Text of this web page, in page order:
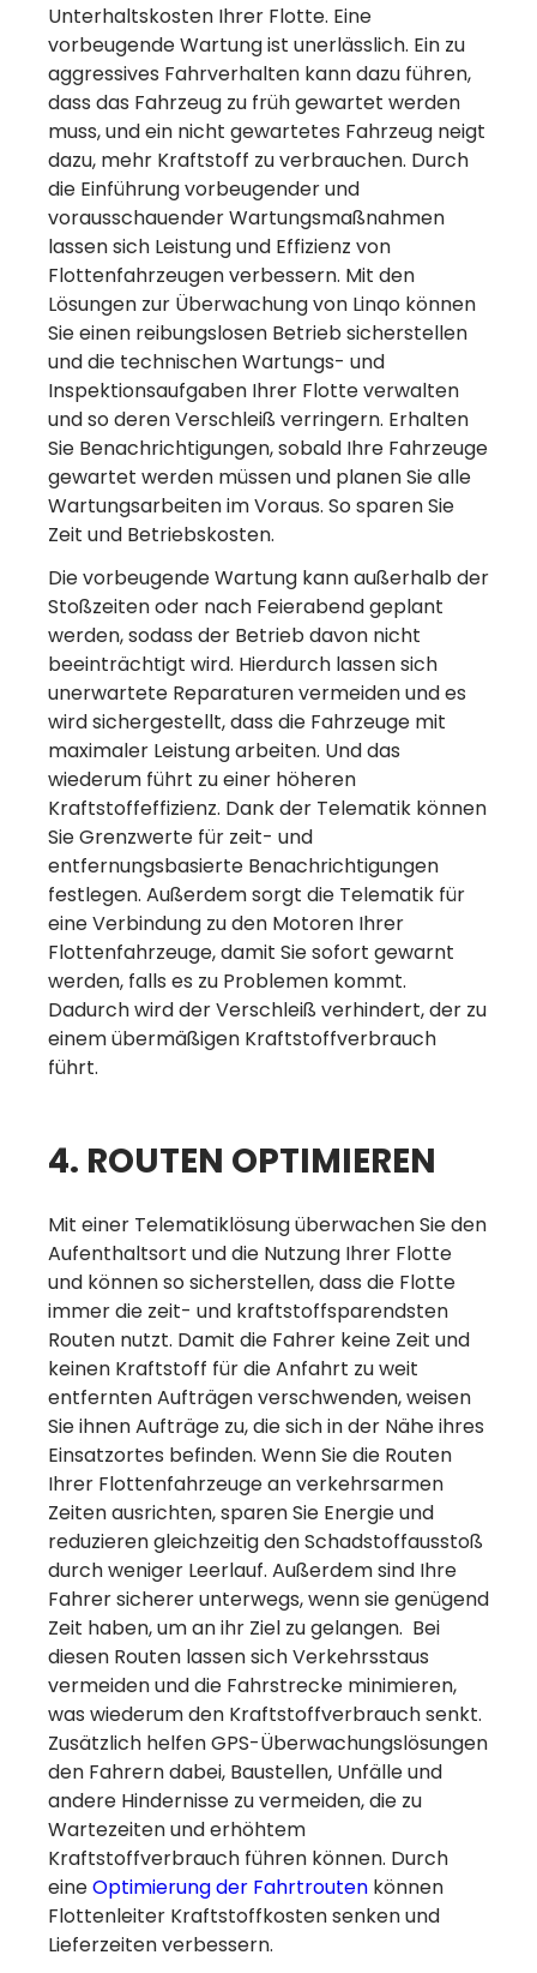
Unterhaltskosten Ihrer Flotte. Eine
vorbeugende Wartung ist unerlässlich. Ein zu
aggressives Fahrverhalten kann dazu führen,
dass das Fahrzeug zu früh gewartet werden
muss, und ein nicht gewartetes Fahrzeug neigt
dazu, mehr Kraftstoff zu verbrauchen. Durch
die Einführung vorbeugender und
vorausschauender Wartungsmaßnahmen
lassen sich Leistung und Effizienz von
Flottenfahrzeugen verbessern. Mit den
Lösungen zur Überwachung von Linqo können
Sie einen reibungslosen Betrieb sicherstellen
und die technischen Wartungs- und
Inspektionsaufgaben Ihrer Flotte verwalten
und so deren Verschleiß verringern. Erhalten
Sie Benachrichtigungen, sobald Ihre Fahrzeuge
gewartet werden müssen und planen Sie alle
Wartungsarbeiten im Voraus. So sparen Sie
Zeit und Betriebskosten.
Die vorbeugende Wartung kann außerhalb der
Stoßzeiten oder nach Feierabend geplant
werden, sodass der Betrieb davon nicht
beeinträchtigt wird. Hierdurch lassen sich
unerwartete Reparaturen vermeiden und es
wird sichergestellt, dass die Fahrzeuge mit
maximaler Leistung arbeiten. Und das
wiederum führt zu einer höheren
Kraftstoffeffizienz. Dank der Telematik können
Sie Grenzwerte für zeit- und
entfernungsbasierte Benachrichtigungen
festlegen. Außerdem sorgt die Telematik für
eine Verbindung zu den Motoren Ihrer
Flottenfahrzeuge, damit Sie sofort gewarnt
werden, falls es zu Problemen kommt.
Dadurch wird der Verschleiß verhindert, der zu
einem übermäßigen Kraftstoffverbrauch
führt.
4. ROUTEN OPTIMIEREN
Mit einer Telematiklösung überwachen Sie den
Aufenthaltsort und die Nutzung Ihrer Flotte
und können so sicherstellen, dass die Flotte
immer die zeit- und kraftstoffsparendsten
Routen nutzt. Damit die Fahrer keine Zeit und
keinen Kraftstoff für die Anfahrt zu weit
entfernten Aufträgen verschwenden, weisen
Sie ihnen Aufträge zu, die sich in der Nähe ihres
Einsatzortes befinden. Wenn Sie die Routen
Ihrer Flottenfahrzeuge an verkehrsarmen
Zeiten ausrichten, sparen Sie Energie und
reduzieren gleichzeitig den Schadstoffausstoß
durch weniger Leerlauf. Außerdem sind Ihre
Fahrer sicherer unterwegs, wenn sie genügend
Zeit haben, um an ihr Ziel zu gelangen. Bei
diesen Routen lassen sich Verkehrsstaus
vermeiden und die Fahrstrecke minimieren,
was wiederum den Kraftstoffverbrauch senkt.
Zusätzlich helfen GPS-Überwachungslösungen
den Fahrern dabei, Baustellen, Unfälle und
andere Hindernisse zu vermeiden, die zu
Wartezeiten und erhöhtem
Kraftstoffverbrauch führen können. Durch
eineOptimierung der Fahrtrouten können
Flottenleiter Kraftstoffkosten senken und
Lieferzeiten verbessern.
Eine schnelle
Empfehlung = ein
Gratismonat
Mehr erfahren